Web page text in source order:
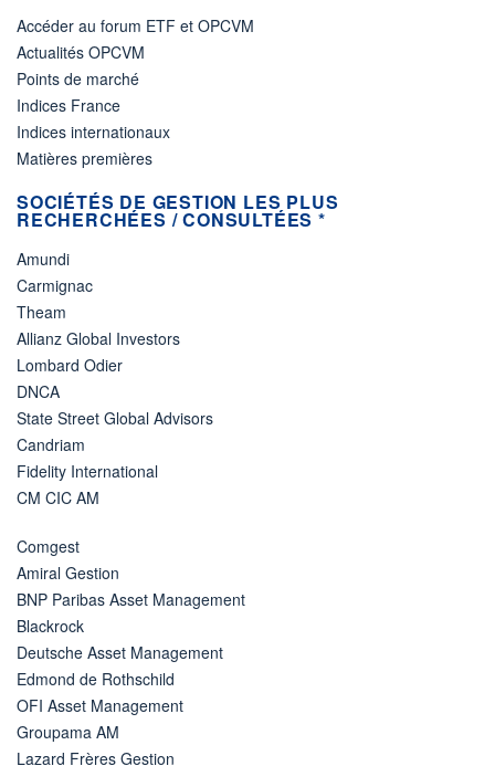
Accéder au forum ETF et OPCVM
Actualités OPCVM
Points de marché
Indices France
Indices internationaux
Matières premières
SOCIÉTÉS DE GESTION LES PLUS
RECHERCHÉES / CONSULTÉES *
Amundi
Carmignac
Theam
Allianz Global Investors
Lombard Odier
DNCA
State Street Global Advisors
Candriam
Fidelity International
CM CIC AM
Comgest
Amiral Gestion
BNP Paribas Asset Management
Blackrock
Deutsche Asset Management
Edmond de Rothschild
OFI Asset Management
Groupama AM
Lazard Frères Gestion